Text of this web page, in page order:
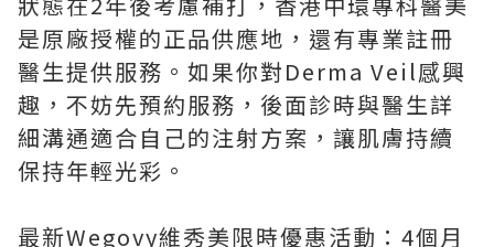
是原廠授權的正品供應地，還有專業註冊
醫生提供服務。如果你對Derma Veil感興
趣，不妨先預約服務，後面診時與醫生詳
細溝通適合自己的注射方案，讓肌膚持續
保持年輕光彩。
最新Wegovy維秀美限時優惠活動：4個月